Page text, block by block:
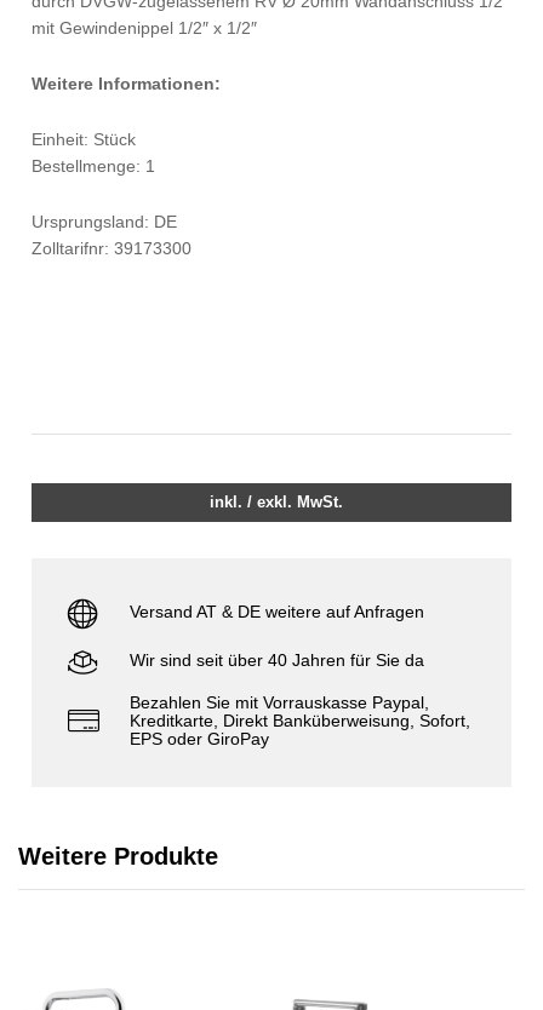
mit Gewindenippel 1/2″ x 1/2″
Weitere Informationen:
Einheit: Stück
Bestellmenge: 1
Ursprungsland: DE
Zolltarifnr: 39173300
inkl. / exkl. MwSt.
Versand AT & DE weitere auf Anfragen
Wir sind seit über 40 Jahren für Sie da
Bezahlen Sie mit Vorrauskasse Paypal,
Kreditkarte, Direkt Banküberweisung, Sofort,
EPS oder GiroPay
Weitere Produkte